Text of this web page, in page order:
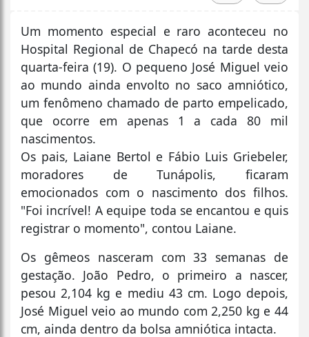
Um momento especial e raro aconteceu no
Hospital Regional de Chapecó na tarde desta
quarta-feira (19). O pequeno José Miguel veio
ao mundo ainda envolto no saco amniótico,
um fenômeno chamado de parto empelicado,
que ocorre em apenas 1 a cada 80 mil
nascimentos.
Os pais, Laiane Bertol e Fábio Luis Griebeler,
moradores de Tunápolis, ficaram
emocionados com o nascimento dos filhos.
"Foi incrível! A equipe toda se encantou e quis
registrar o momento", contou Laiane.
Os gêmeos nasceram com 33 semanas de
gestação. João Pedro, o primeiro a nascer,
pesou 2,104 kg e mediu 43 cm. Logo depois,
José Miguel veio ao mundo com 2,250 kg e 44
cm, ainda dentro da bolsa amniótica intacta.